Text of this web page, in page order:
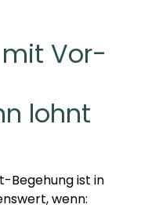
Vor-
lohnt
Begehung ist in
wenn: